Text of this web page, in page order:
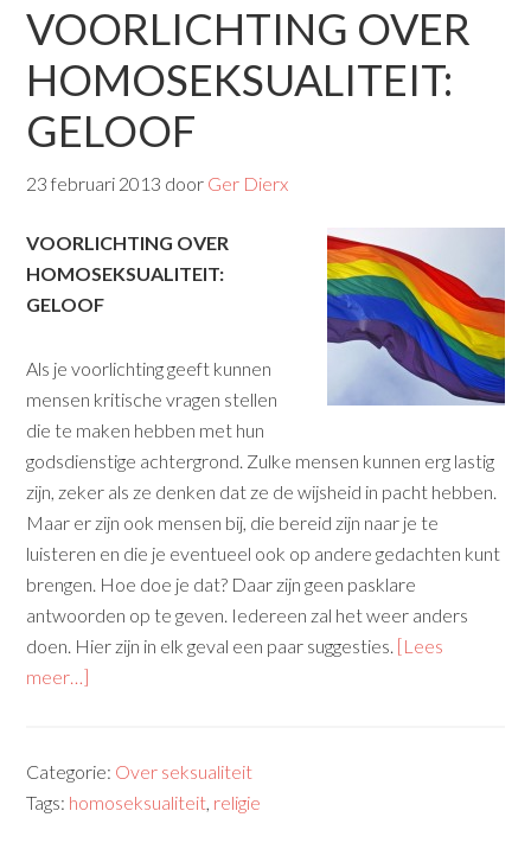
VOORLICHTING OVER
HOMOSEKSUALITEIT:
GELOOF
23 februari 2013 door Ger Dierx
VOORLICHTING OVER
HOMOSEKSUALITEIT:
GELOOF
Als je voorlichting geeft kunnen
mensen kritische vragen stellen
die te maken hebben met hun
godsdienstige achtergrond. Zulke mensen kunnen erg lastig
zijn, zeker als ze denken dat ze de wijsheid in pacht hebben.
Maar er zijn ook mensen bij, die bereid zijn naar je te
luisteren en die je eventueel ook op andere gedachten kunt
brengen. Hoe doe je dat? Daar zijn geen pasklare
antwoorden op te geven. Iedereen zal het weer anders
doen. Hier zijn in elk geval een paar suggesties. [Lees
meer…]
Categorie: Over seksualiteit
Tags: homoseksualiteit, religie